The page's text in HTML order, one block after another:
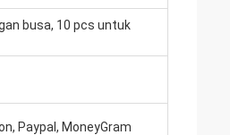
busa, 10 pcs untuk
Paypal, MoneyGram